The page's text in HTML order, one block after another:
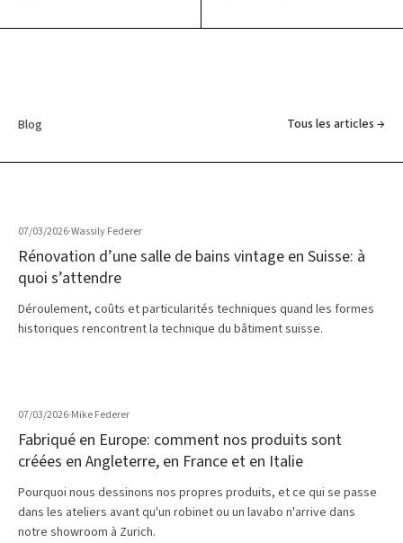
Blog Tous les articles →
07/03/2026·Wassily Federer
Rénovation d’une salle de bains vintage en Suisse: à
quoi s’attendre
Déroulement, coûts et particularités techniques quand les formes
historiques rencontrent la technique du bâtiment suisse.
07/03/2026·Mike Federer
Fabriqué en Europe: comment nos produits sont
créées en Angleterre, en France et en Italie
Pourquoi nous dessinons nos propres produits, et ce qui se passe
dans les ateliers avant qu'un robinet ou un lavabo n'arrive dans
notre showroom à Zurich.